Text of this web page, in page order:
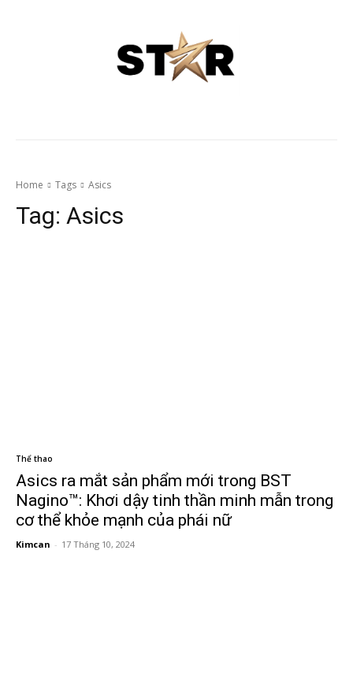
Home Tags Asics
Tag: Asics
Thể thao
Asics ra mắt sản phẩm mới trong BST
Nagino™: Khơi dậy tinh thần minh mẫn trong
cơ thể khỏe mạnh của phái nữ
Kimcan - 17 Tháng 10, 2024